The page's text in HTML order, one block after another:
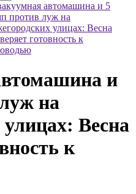
автомашина и 5
против луж на
улицах: Весна
готовность к
и
на
Весна
к